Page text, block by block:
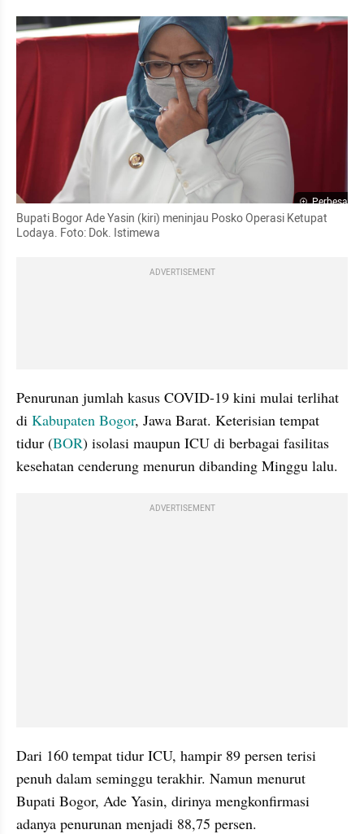
Perbesar
Bupati Bogor Ade Yasin (kiri) meninjau Posko Operasi Ketupat
Lodaya. Foto: Dok. Istimewa
ADVERTISEMENT
Penurunan jumlah kasus COVID-19 kini mulai terlihat
di Kabupaten Bogor, Jawa Barat. Keterisian tempat
tidur (BOR) isolasi maupun ICU di berbagai fasilitas
kesehatan cenderung menurun dibanding Minggu lalu.
ADVERTISEMENT
Dari 160 tempat tidur ICU, hampir 89 persen terisi
penuh dalam seminggu terakhir. Namun menurut
Bupati Bogor, Ade Yasin, dirinya mengkonfirmasi
adanya penurunan menjadi 88,75 persen.